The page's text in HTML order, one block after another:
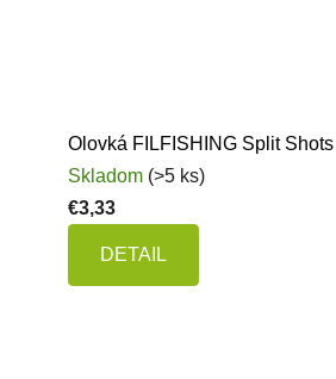
Olovká FILFISHING Split
Skladom (>5 ks)
€3,33
DETAIL